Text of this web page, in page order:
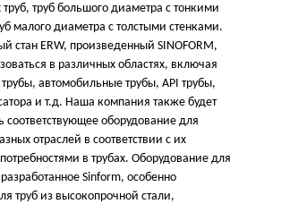
труб большого диаметра с тонкими
малого диаметра с толстыми стенками.
стан ERW, произведенный SINOFORM,
в различных областях, включая
автомобильные трубы, API трубы,
и т.д. Наша компания также будет
соответствующее оборудование для
отраслей в соответствии с их
в трубах. Оборудование для
Sinform, особенно
труб из высокопрочной стали,